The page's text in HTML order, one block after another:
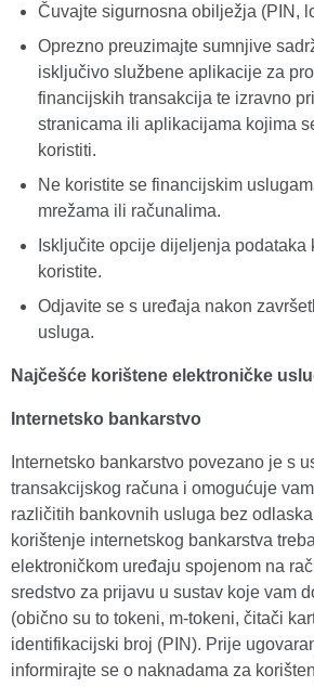
Čuvajte sigurnosna obilježja (PIN,
Oprezno preuzimajte sumnjive
isključivo službene aplikacije za
financijskih transakcija te izravno
stranicama ili aplikacijama kojima
koristiti.
Ne koristite se financijskim
mrežama ili računalima.
Isključite opcije dijeljenja podataka
koristite.
Odjavite se s uređaja nakon
usluga.
Najčešće korištene elektroničke
Internetsko bankarstvo
Internetsko bankarstvo povezano je s
transakcijskog računa i omogućuje
različitih bankovnih usluga bez
korištenje internetskog bankarstva
elektroničkom uređaju spojenom na
sredstvo za prijavu u sustav koje vam
(obično su to tokeni, m-tokeni, čitači
identifikacijski broj (PIN). Prije
informirajte se o naknadama za